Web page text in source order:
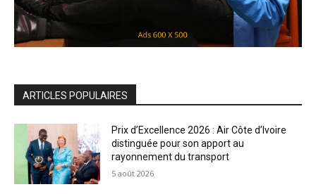
ARTICLES POPULAIRES
Prix d’Excellence 2026 : Air Côte d’Ivoire
distinguée pour son apport au
rayonnement du transport
5 août 2026